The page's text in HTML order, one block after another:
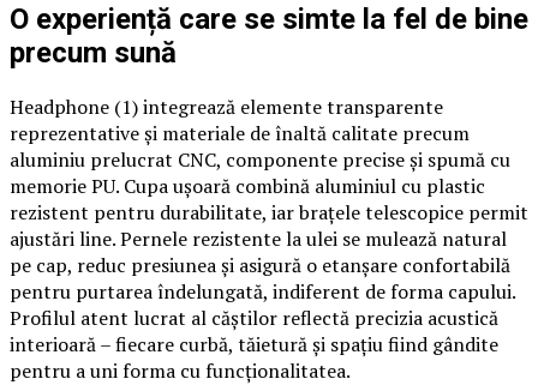
O experiență care se simte la fel de bine
precum sună
Headphone (1) integrează elemente transparente
reprezentative și materiale de înaltă calitate precum
aluminiu prelucrat CNC, componente precise și spumă cu
memorie PU. Cupa ușoară combină aluminiul cu plastic
rezistent pentru durabilitate, iar brațele telescopice permit
ajustări line. Pernele rezistente la ulei se mulează natural
pe cap, reduc presiunea și asigură o etanșare confortabilă
pentru purtarea îndelungată, indiferent de forma capului.
Profilul atent lucrat al căștilor reflectă precizia acustică
interioară – fiecare curbă, tăietură și spațiu fiind gândite
pentru a uni forma cu funcționalitatea.